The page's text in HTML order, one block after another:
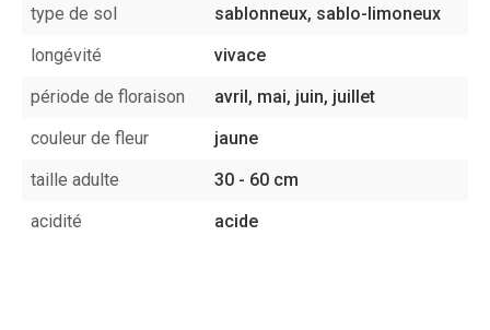
type de sol
sablonneux, sablo-limoneux
longévité
vivace
période de floraison
avril, mai, juin, juillet
couleur de fleur
jaune
taille adulte
30 - 60 cm
acidité
acide